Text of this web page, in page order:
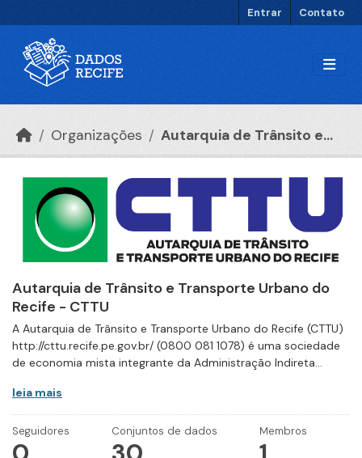
Entrar Contato
Organizações Autarquia de Trânsito e...
Autarquia de Trânsito e Transporte Urbano do
Recife - CTTU
A Autarquia de Trânsito e Transporte Urbano do Recife (CTTU)
http://cttu.recife.pe.gov.br/ (0800 081 1078) é uma sociedade
de economia mista integrante da Administração Indireta...
leia mais
Seguidores Conjuntos de dados Membros